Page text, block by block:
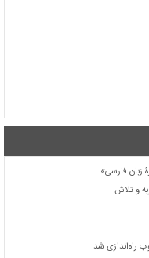
زبان فارسی»
و تلاش
شد